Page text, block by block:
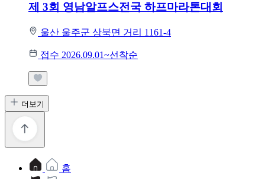
제 3회 영남알프스전국 하프마라톤대회
울산 울주군 상북면 거리 1161-4
접수 2026.09.01~선착순
더보기
홈